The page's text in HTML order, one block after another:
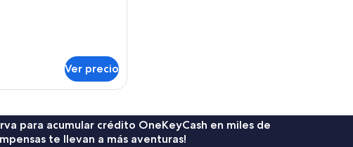
Ver precio
para acumular crédito OneKeyCash en miles de
te llevan a más aventuras!